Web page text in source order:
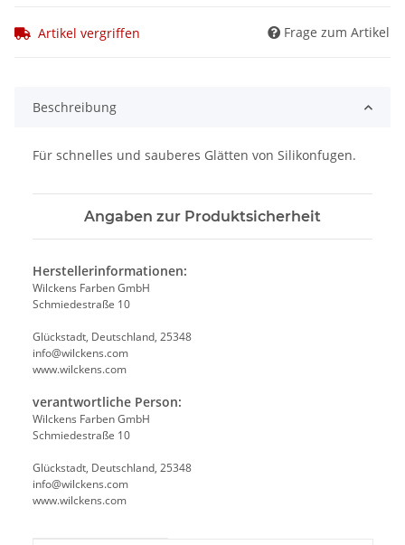
Artikel vergriffen Frage zum Artikel
Beschreibung
Für schnelles und sauberes Glätten von Silikonfugen.
Angaben zur Produktsicherheit
Herstellerinformationen:
Wilckens Farben GmbH
Schmiedestraße 10
Glückstadt, Deutschland, 25348
info@wilckens.com
www.wilckens.com
verantwortliche Person:
Wilckens Farben GmbH
Schmiedestraße 10
Glückstadt, Deutschland, 25348
info@wilckens.com
www.wilckens.com